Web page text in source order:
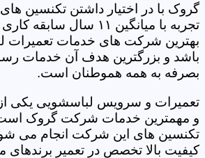
گروک با در اختیار داشتن تکنسین
تجربه با میانگین ۱۱ سال
بهترین شرکت های خدمات تعمیرات
باشد و بزرگترین هدف آن خدمات
بصرفه به همه هموطنان است.
تعمیرات و سرویس لباسشویی یکی
و مهمترین خدمات شرکت گروک
تکنسین های این شرکت انجام می
کیفیت بالا تخصص در تعمیر برندهای